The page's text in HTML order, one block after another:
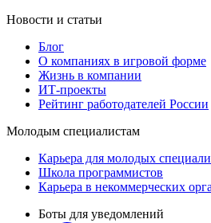
Новости и статьи
Блог
О компаниях в игровой форме
Жизнь в компании
ИТ-проекты
Рейтинг работодателей России
Молодым специалистам
Карьера для молодых
Школа программистов
Карьера в некоммерческих
Боты для уведомлений